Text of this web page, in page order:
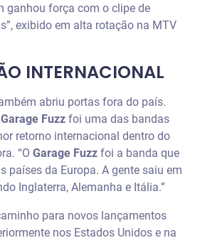
ganhou força com o clipe de
exibido em alta rotação na MTV
INTERNACIONAL
abriu portas fora do país.
Garage Fuzz foi uma das bandas
retorno internacional dentro do
“O Garage Fuzz foi a banda que
países da Europa. A gente saiu em
Inglaterra, Alemanha e Itália.”
para novos lançamentos
nos Estados Unidos e na